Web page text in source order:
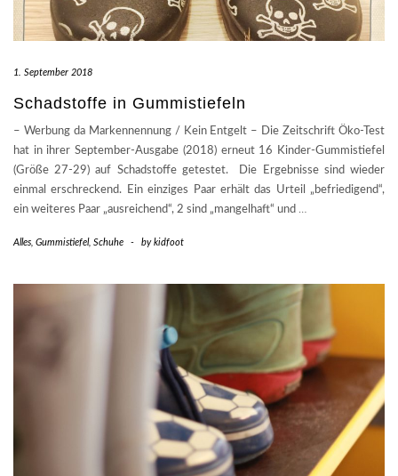
1. September 2018
Schadstoffe in Gummistiefeln
– Werbung da Markennennung / Kein Entgelt – Die Zeitschrift Öko-Test
hat in ihrer September-Ausgabe (2018) erneut 16 Kinder-Gummistiefel
(Größe 27-29) auf Schadstoffe getestet. Die Ergebnisse sind wieder
einmal erschreckend. Ein einziges Paar erhält das Urteil „befriedigend“,
ein weiteres Paar „ausreichend“, 2 sind „mangelhaft“ und …
Alles, Gummistiefel, Schuhe - bykidfoot